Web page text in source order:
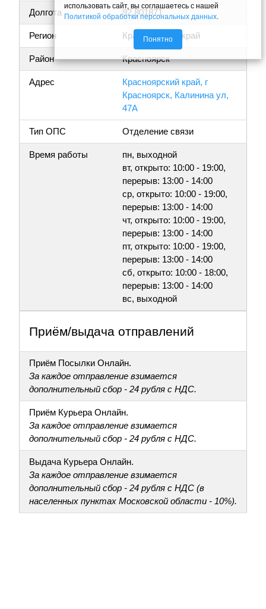
Долгота 92.801871
Регион Красноярский край
Район Красноярск
Адрес
Красноярский край, г
Красноярск, Калинина ул,
47А
Тип ОПС Отделение связи
Время работы
пн, выходной
вт, открыто: 10:00 - 19:00,
перерыв: 13:00 - 14:00
ср, открыто: 10:00 - 19:00,
перерыв: 13:00 - 14:00
чт, открыто: 10:00 - 19:00,
перерыв: 13:00 - 14:00
пт, открыто: 10:00 - 19:00,
перерыв: 13:00 - 14:00
сб, открыто: 10:00 - 18:00,
перерыв: 13:00 - 14:00
вс, выходной
Приём/выдача отправлений
Приём Посылки Онлайн.
За каждое отправление взимается
дополнительный сбор - 24 рубля с НДС.
Приём Курьера Онлайн.
За каждое отправление взимается
дополнительный сбор - 24 рубля с НДС.
Выдача Курьера Онлайн.
За каждое отправление взимается
дополнительный сбор - 24 рубля с НДС (в
населенных пунктах Московской области - 10%).
использовать сайт, вы соглашаетесь с нашей
Политикой обработки персональных данных.
Понятно